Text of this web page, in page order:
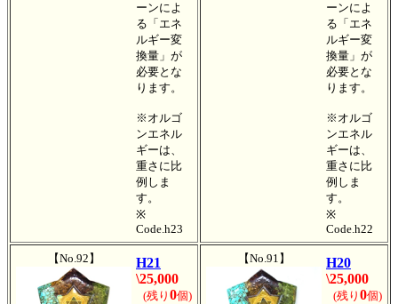
ーンによ
る「エネ
ルギー変
換量」が
必要とな
ります。
※オルゴ
ンエネル
ギーは、
重さに比
例しま
す。
※
Code.h23
ーンによ
る「エネ
ルギー変
換量」が
必要とな
ります。
※オルゴ
ンエネル
ギーは、
重さに比
例しま
す。
※
Code.h22
【No.92】
H21
\25,000
(残り 0個)
【No.91】
H20
\25,000
(残り 0個)